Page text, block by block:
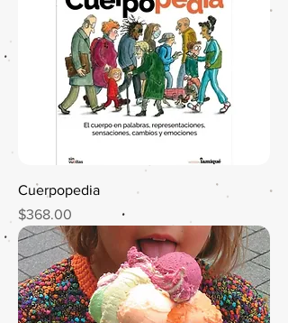
Cuerpopedia
Precio
$368.00